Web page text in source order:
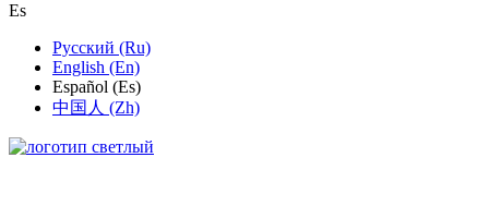
Es
Русский (Ru)
English (En)
Español (Es)
中国人 (Zh)